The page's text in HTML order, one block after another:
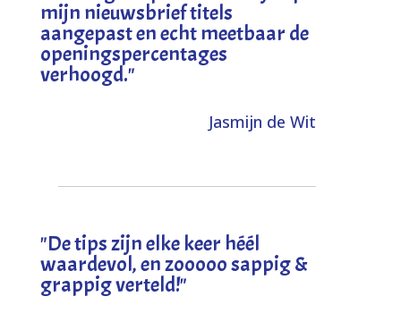
mijn nieuwsbrief titels
aangepast en echt meetbaar de
openingspercentages
verhoogd."
Jasmijn de Wit
"De tips zijn elke keer héél
waardevol, en zooooo sappig &
grappig verteld!"